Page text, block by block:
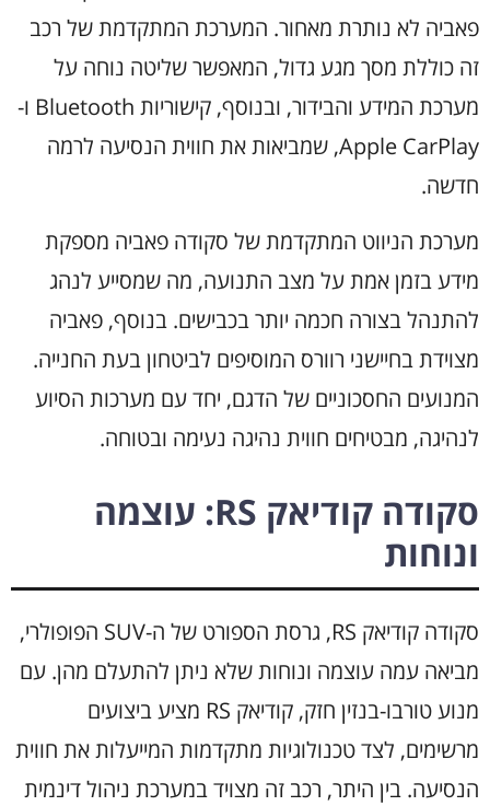
פאביה לא נותרת מאחור. המערכת המתקדמת של רכב
זה כוללת מסך מגע גדול, המאפשר שליטה נוחה על
מערכת המידע והבידור, ובנוסף, קישוריות Bluetooth ו-
Apple CarPlay, שמביאות את חווית הנסיעה לרמה
חדשה.
מערכת הניווט המתקדמת של סקודה פאביה מספקת
מידע בזמן אמת על מצב התנועה, מה שמסייע לנהג
להתנהל בצורה חכמה יותר בכבישים. בנוסף, פאביה
מצוידת בחיישני רוורס המוסיפים לביטחון בעת החנייה.
המנועים החסכוניים של הדגם, יחד עם מערכות הסיוע
לנהיגה, מבטיחים חווית נהיגה נעימה ובטוחה.
סקודה קודיאק RS: עוצמה
ונוחות
סקודה קודיאק RS, גרסת הספורט של ה-SUV הפופולרי,
מביאה עמה עוצמה ונוחות שלא ניתן להתעלם מהן. עם
מנוע טורבו-בנזין חזק, קודיאק RS מציע ביצועים
מרשימים, לצד טכנולוגיות מתקדמות המייעלות את חווית
הנסיעה. בין היתר, רכב זה מצויד במערכת ניהול דינמית